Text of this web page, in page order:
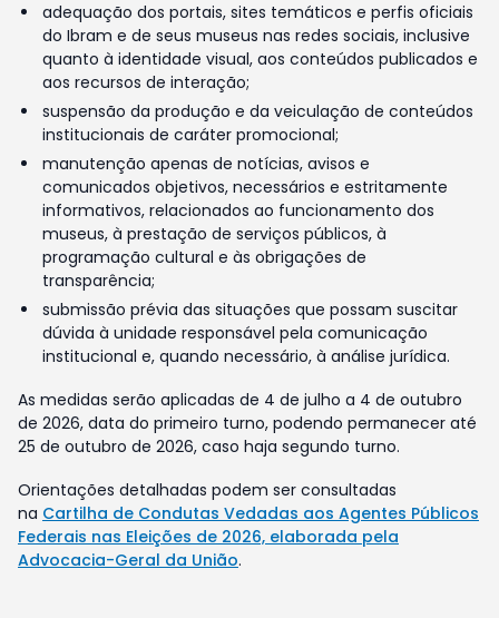
adequação dos portais, sites temáticos e perfis oficiais
do Ibram e de seus museus nas redes sociais, inclusive
quanto à identidade visual, aos conteúdos publicados e
aos recursos de interação;
suspensão da produção e da veiculação de conteúdos
institucionais de caráter promocional;
manutenção apenas de notícias, avisos e
comunicados objetivos, necessários e estritamente
informativos, relacionados ao funcionamento dos
museus, à prestação de serviços públicos, à
programação cultural e às obrigações de
transparência;
submissão prévia das situações que possam suscitar
dúvida à unidade responsável pela comunicação
institucional e, quando necessário, à análise jurídica.
As medidas serão aplicadas de 4 de julho a 4 de outubro
de 2026, data do primeiro turno, podendo permanecer até
25 de outubro de 2026, caso haja segundo turno.
Orientações detalhadas podem ser consultadas
na Cartilha de Condutas Vedadas aos Agentes Públicos
Federais nas Eleições de 2026, elaborada pela
Advocacia-Geral da União.